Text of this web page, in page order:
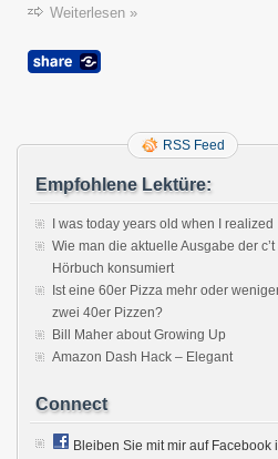
Weiterlesen »
RSS Feed
Empfohlene Lektüre:
I was today years old when I
Wie man die aktuelle Ausgabe der c’t
Hörbuch konsumiert
Ist eine 60er Pizza mehr oder
zwei 40er Pizzen?
Bill Maher about Growing Up
Amazon Dash Hack – Elegant
Connect
Bleiben Sie mit mir auf Facebook